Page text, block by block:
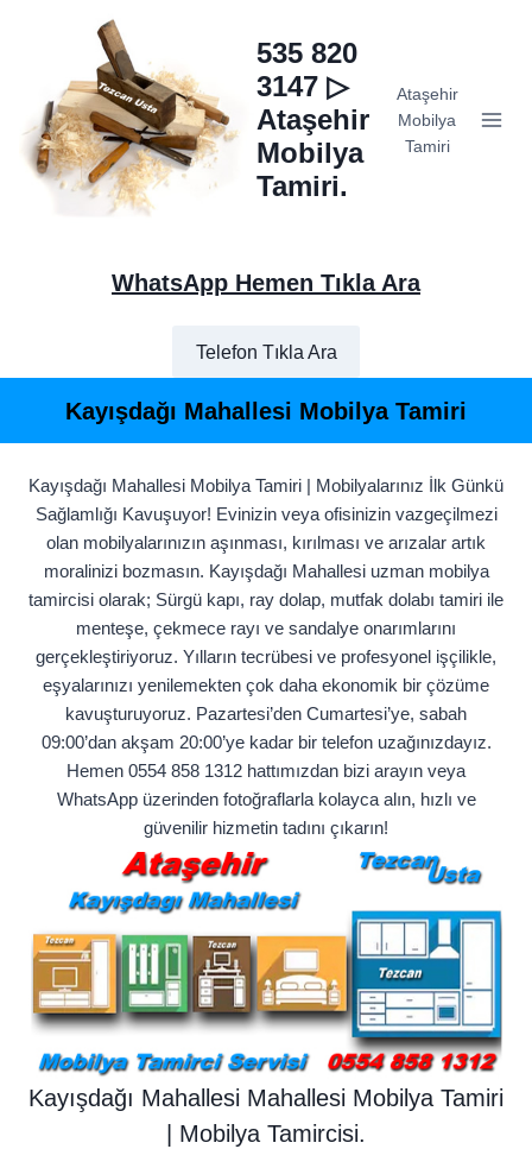
535 820
3147 ▷
Ataşehir
Mobilya
Tamiri.
Ataşehir
Mobilya
Tamiri
WhatsApp Hemen Tıkla Ara
Telefon Tıkla Ara
Kayışdağı Mahallesi Mobilya Tamiri
Kayışdağı Mahallesi Mobilya Tamiri | Mobilyalarınız İlk Günkü
Sağlamlığı Kavuşuyor! Evinizin veya ofisinizin vazgeçilmezi
olan mobilyalarınızın aşınması, kırılması ve arızalar artık
moralinizi bozmasın. Kayışdağı Mahallesi uzman mobilya
tamircisi olarak; Sürgü kapı, ray dolap, mutfak dolabı tamiri ile
menteşe, çekmece rayı ve sandalye onarımlarını
gerçekleştiriyoruz. Yılların tecrübesi ve profesyonel işçilikle,
eşyalarınızı yenilemekten çok daha ekonomik bir çözüme
kavuşturuyoruz. Pazartesi’den Cumartesi’ye, sabah
09:00’dan akşam 20:00’ye kadar bir telefon uzağınızdayız.
Hemen 0554 858 1312 hattımızdan bizi arayın veya
WhatsApp üzerinden fotoğraflarla kolayca alın, hızlı ve
güvenilir hizmetin tadını çıkarın!
Kayışdağı Mahallesi Mahallesi Mobilya Tamiri
| Mobilya Tamircisi.